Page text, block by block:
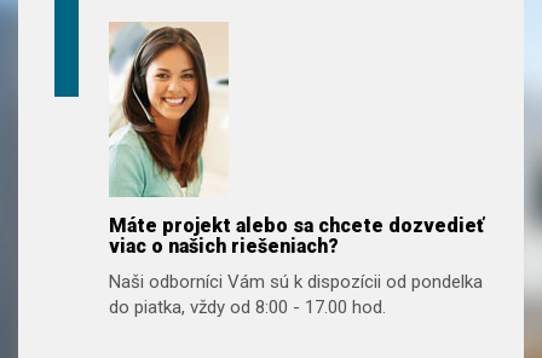
Máte projekt alebo sa chcete dozvedieť
viac o našich riešeniach?
Naši odborníci Vám sú k dispozícii od pondelka
do piatka, vždy od 8:00 - 17.00 hod.